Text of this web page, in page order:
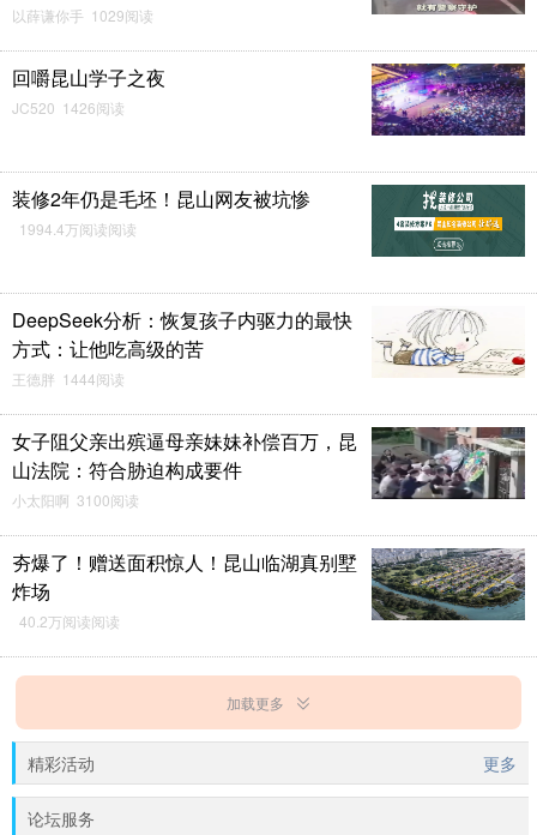
以薛谦你手 1029阅读
回嚼昆山学子之夜
JC520 1426阅读
装修2年仍是毛坯！昆山网友被坑惨
1994.4万阅读阅读
DeepSeek分析：恢复孩子内驱力的最快
方式：让他吃高级的苦
王德胖 1444阅读
女子阻父亲出殡逼母亲妹妹补偿百万，昆
山法院：符合胁迫构成要件
小太阳啊 3100阅读
夯爆了！赠送面积惊人！昆山临湖真别墅
炸场
40.2万阅读阅读
加载更多
精彩活动 更多
论坛服务